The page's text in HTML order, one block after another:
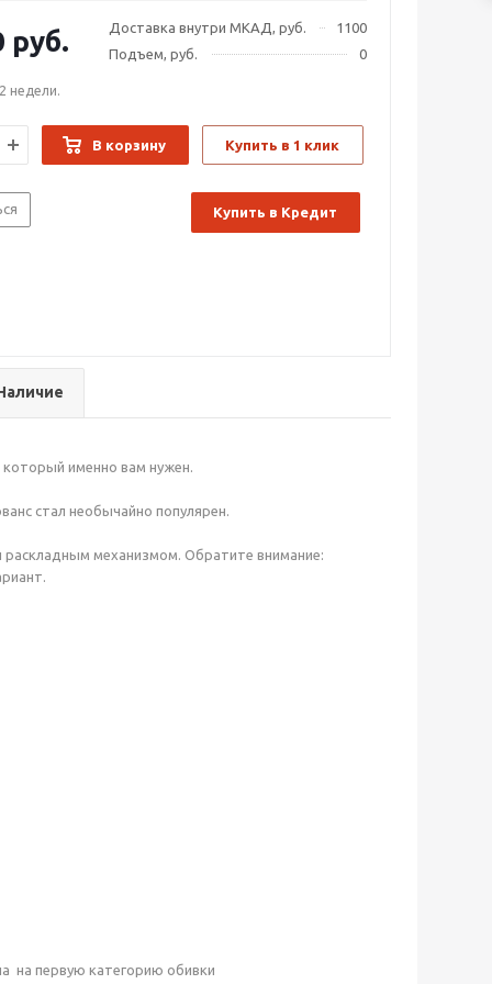
Доставка внутри МКАД, руб.
1100
Подъем, руб.
0
руб.
недели.
В корзину Купить в 1 клик
Купить в Кредит
именно вам нужен.
стал необычайно популярен.
раскладным механизмом. Обратите внимание:
на первую категорию обивки